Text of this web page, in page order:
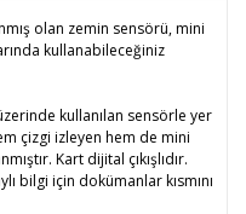
olan zemin sensörü, mini
kullanabileceğiniz
kullanılan sensörle yer
çizgi izleyen hem de mini
Kart dijital çıkışlıdır.
bilgi için dokümanlar kısmını